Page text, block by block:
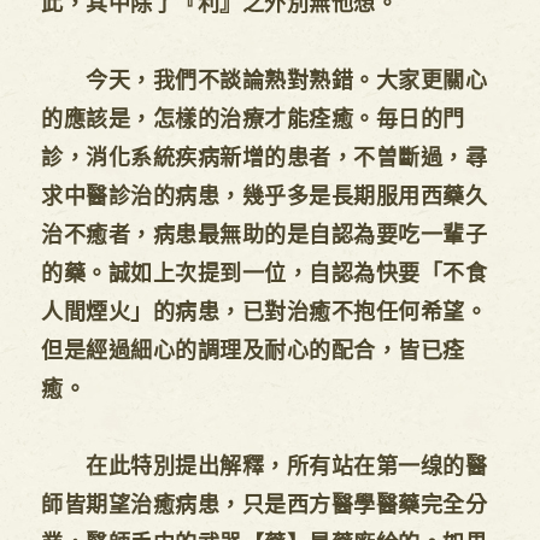
今天，我們不談論熟對熟錯。大家更關心
的應該是，怎樣的治療才能痊癒。毎日的門
診，消化系統疾病新增的患者，不曽斷過，尋
求中醫診治的病患，幾乎多是長期服用西藥久
治不癒者，病患最無助的是自認為要吃一輩子
的藥。誠如上次提到一位，自認為快要「不食
人間煙火」的病患，已對治癒不抱任何希望。
但是經過細心的調理及耐心的配合，皆已痊
癒。
在此特別提出解釋，所有站在第一缐的醫
師皆期望治癒病患，只是西方醫學醫藥完全分